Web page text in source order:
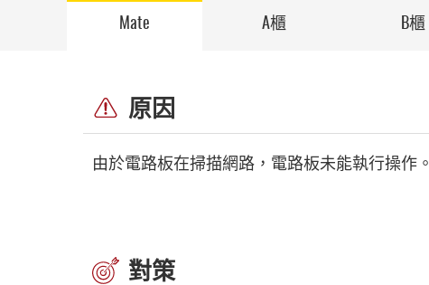
Mate A櫃 B櫃
原因
由於電路板在掃描網路，電路板未能執行操作。
對策